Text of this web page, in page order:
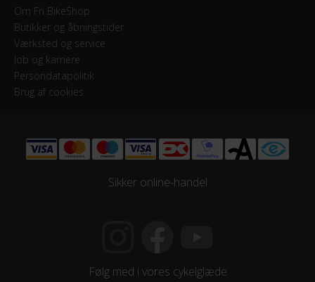
HJUL & DÆK
Dæk
Panaracer Bike Attitude Antipuncture
KOMPONENTER
Om Fri BikeShop
Butikker og åbningstider
Værksted og service
Job og karriere
Persondatapolitik
Brug af cookies
Sikker online-handel
Følg med i vores cykelglæde